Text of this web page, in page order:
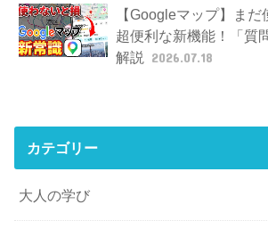
【Googleマップ】まだ
超便利な新機能！「質
解説
2026.07.18
カテゴリー
大人の学び